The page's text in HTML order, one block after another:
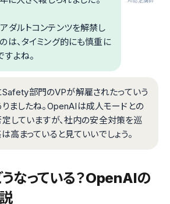
ダルトコンテンツを解禁し
は、タイミング的にも慎重に
よね。
部門のVPが解雇されたっていう
ましたね。OpenAIは成人モードとの
していますが、社内の安全対策を巡
高まっていると見ていいでしょう。
なっている？OpenAIの